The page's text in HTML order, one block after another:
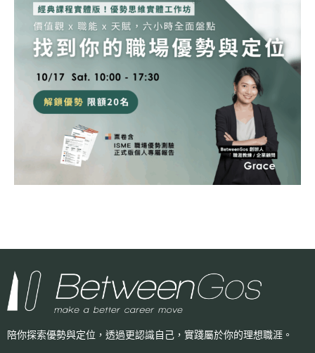
陪你探索優勢與定位，透過更認識自己， 實踐屬於你的理想職涯。